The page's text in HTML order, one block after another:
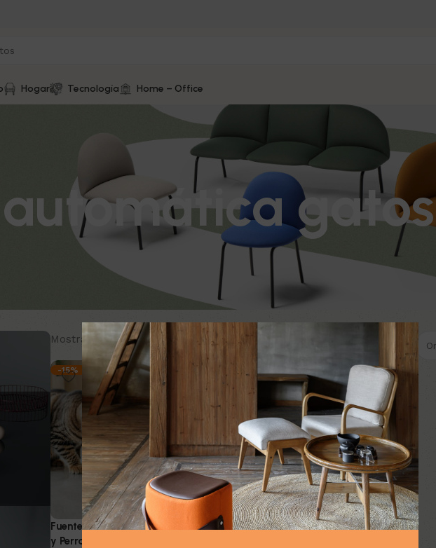
Hogar Tecnología Home – Office
gatos
Mostrando el único resultado
-15%
Fuente de Agua para Gatos
y Perros con Bandeja de